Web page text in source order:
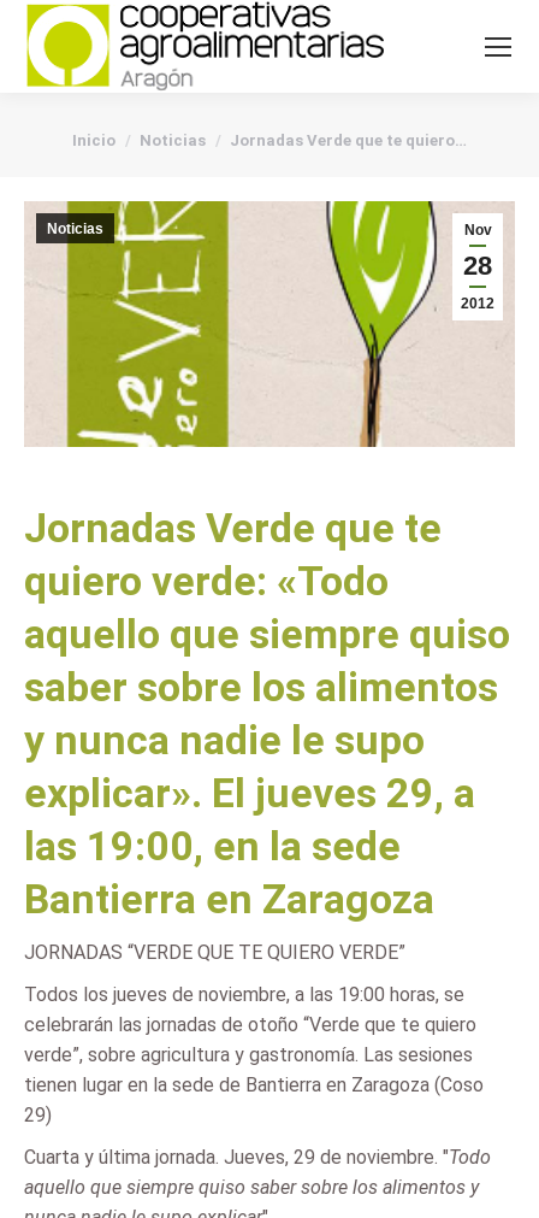
You are here:
Inicio Noticias Jornadas Verde que te quiero…
Nov
28
2012
Noticias
Jornadas Verde que te
quiero verde: «Todo
aquello que siempre quiso
saber sobre los alimentos
y nunca nadie le supo
explicar». El jueves 29, a
las 19:00, en la sede
Bantierra en Zaragoza
JORNADAS “VERDE QUE TE QUIERO VERDE”
Todos los jueves de noviembre, a las 19:00 horas, se
celebrarán las jornadas de otoño “Verde que te quiero
verde”, sobre agricultura y gastronomía. Las sesiones
tienen lugar en la sede de Bantierra en Zaragoza (Coso
29)
Cuarta y última jornada. Jueves, 29 de noviembre. "Todo
aquello que siempre quiso saber sobre los alimentos y